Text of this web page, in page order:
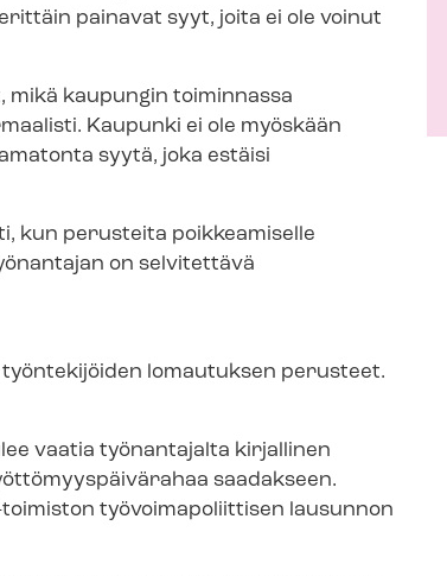
painavat syyt, joita ei ole voinut
mikä kaupungin toiminnassa
Kaupunki ei ole myöskään
syytä, joka estäisi
kun perusteita poikkeamiselle
on selvitettävä
lomautuksen perusteet.
vaatia työnantajalta kirjallinen
saadakseen.
työ­voi­ma­po­liit­ti­sen lausunnon